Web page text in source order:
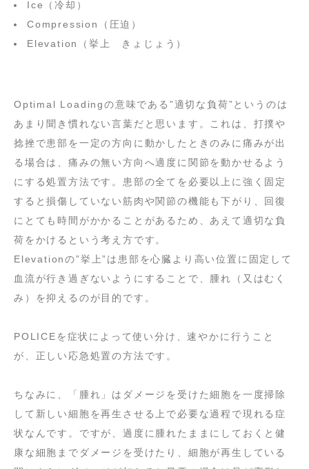
Ice（冷却）
Compression（圧迫）
Elevation（挙上 きょじょう）
Optimal Loadingの意味である”適切な負荷”というのは
あまり聞き慣れない言葉だと思います。これは、打撲や
捻挫で患部を一定の方向に動かしたときのみに痛みが出
る場合は、痛みの無い方向へ適度に関節を動かせるよう
にする処置方法です。患部の全てを必要以上に強く固定
すると損傷していない筋肉や関節の機能も下がり、回復
にとても時間がかかることがあるため、あえて適切な負
荷をかけるという考え方です。
Elevationの”挙上”は患部を心臓より高い位置に固定して
血流が行き過ぎないようにすることで、腫れ（又はむく
み）を抑えるのが目的です。
POLICEを症状によって使い分け、速やかに行うこと
が、正しい応急処置の方法です。
ちなみに、「腫れ」はダメージを受けた細胞を一度掃除
して新しい細胞を再生させる上で必要な過程で現れる症
状なんです。ですが、過度に腫れたままにしておくと健
康な細胞までダメージを受けたり、細胞が再生している